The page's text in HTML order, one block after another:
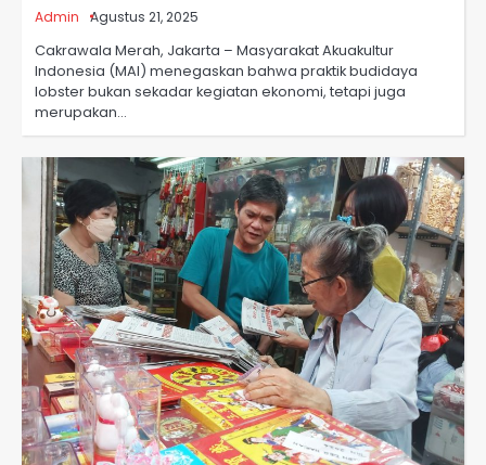
Admin Agustus 21, 2025
Cakrawala Merah, Jakarta – Masyarakat Akuakultur
Indonesia (MAI) menegaskan bahwa praktik budidaya
lobster bukan sekadar kegiatan ekonomi, tetapi juga
merupakan…